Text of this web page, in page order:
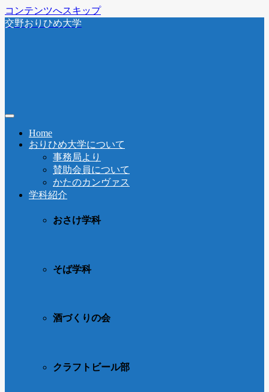
コンテンツへスキップ
交野おりひめ大学
Home
おりひめ大学について
事務局より
賛助会員について
かたのカンヴァス
学科紹介
おさけ学科
そば学科
酒づくりの会
クラフトビール部